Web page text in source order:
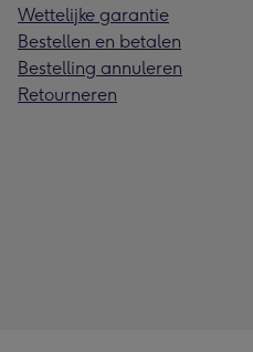
Wettelijke garantie
Bestellen en betalen
Bestelling annuleren
Retourneren